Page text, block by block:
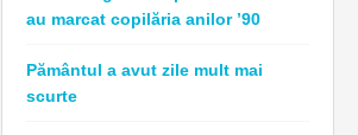
au marcat copilăria anilor ’90
Pământul a avut zile mult mai
scurte